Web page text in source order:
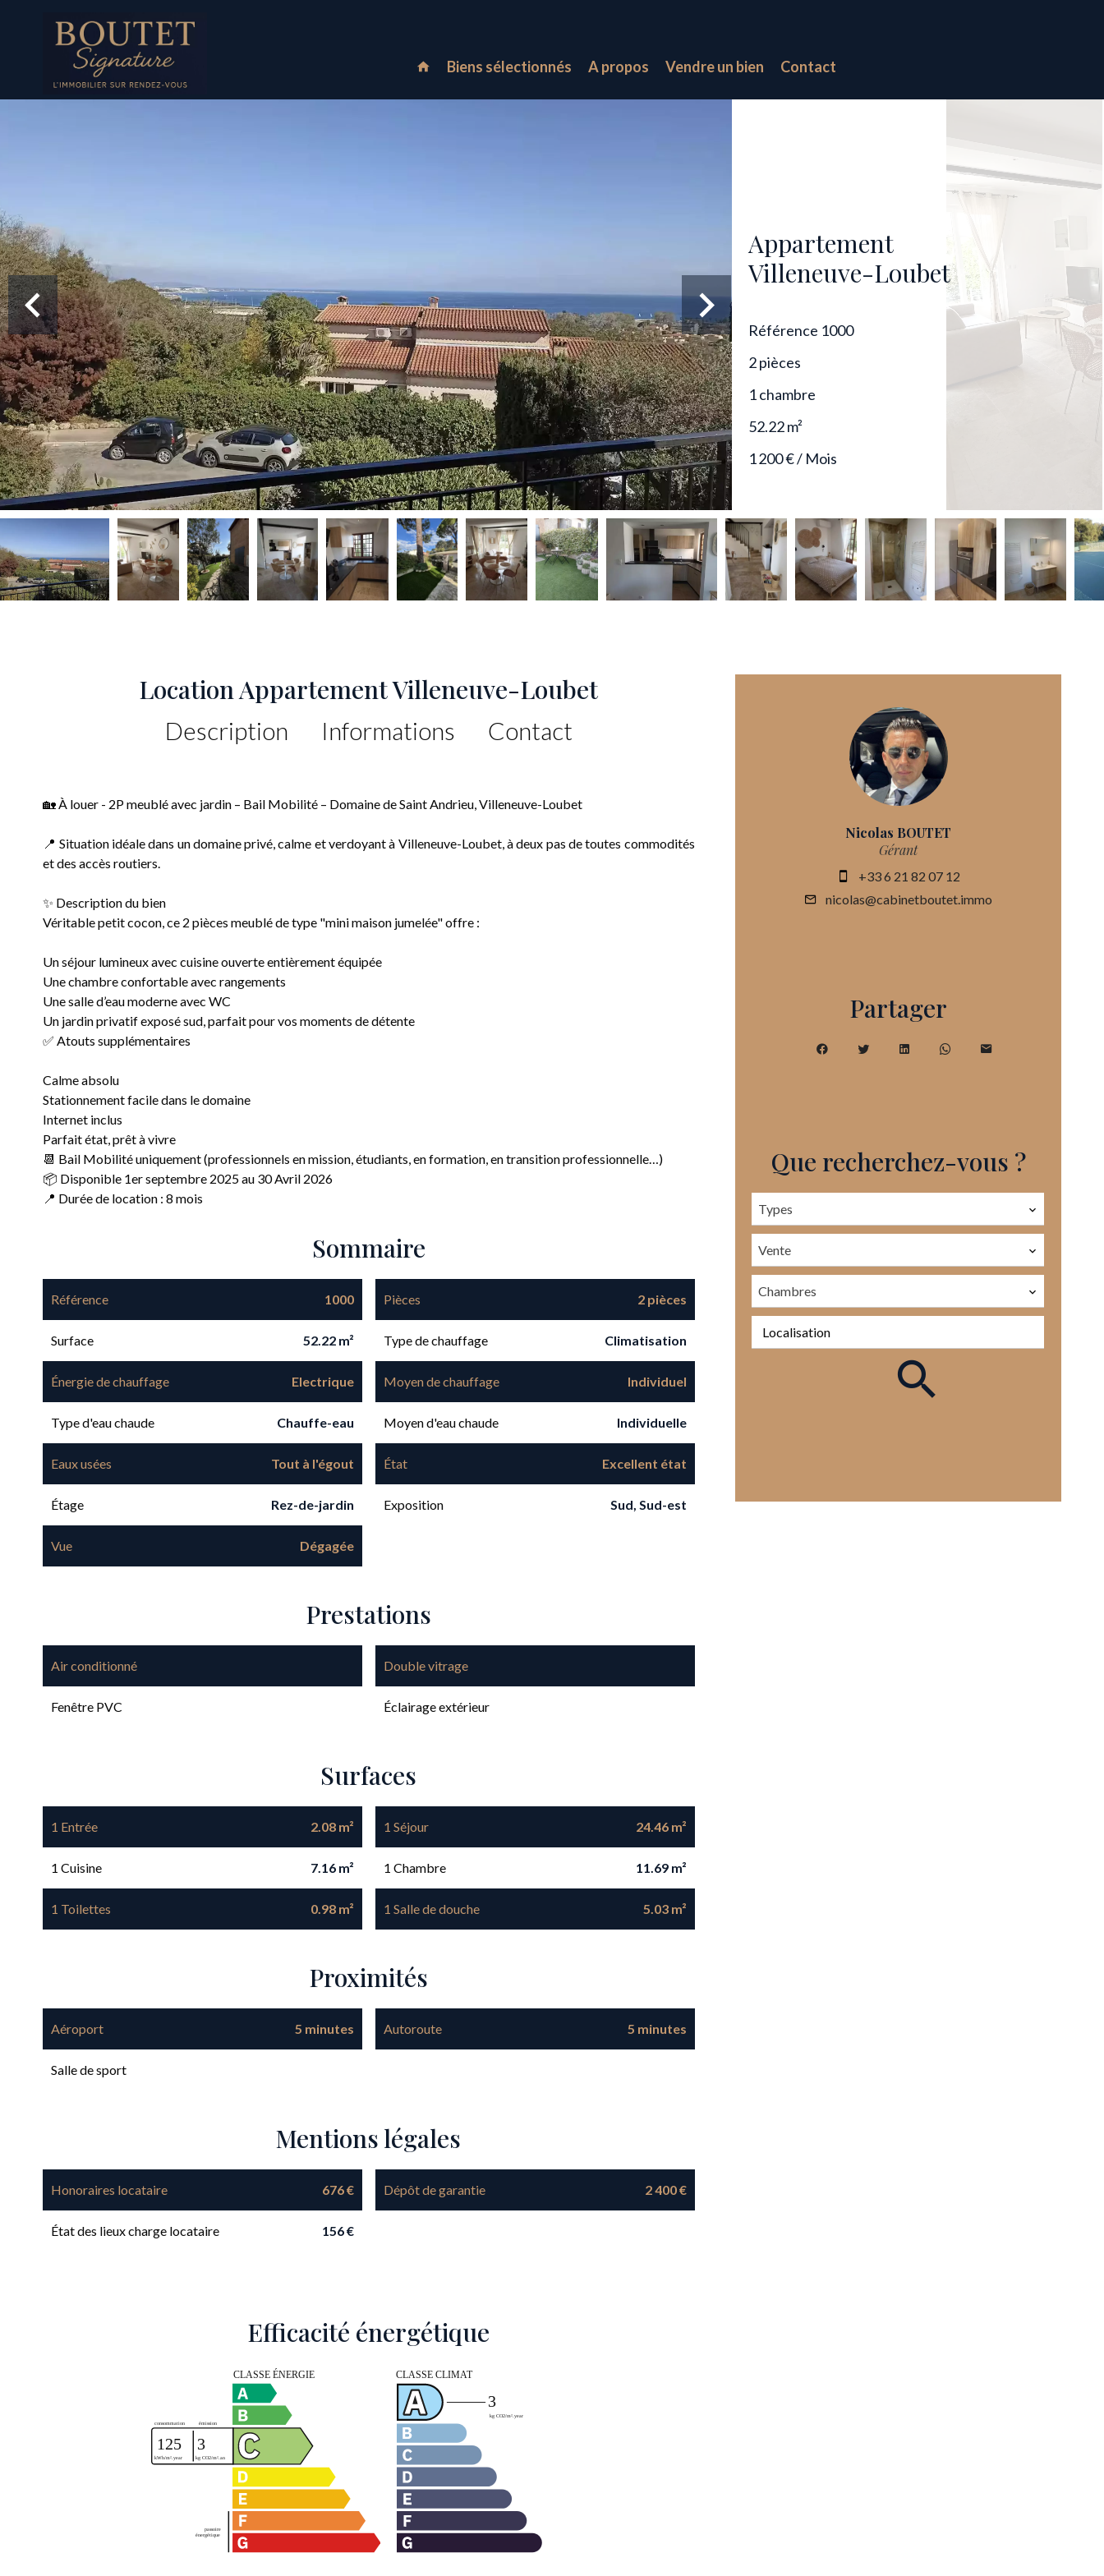
Biens sélectionnés A propos Vendre un bien Contact
Appartement
Villeneuve-Loubet
Référence 1000
2 pièces
1 chambre
52.22m²
1 200 € / Mois
Location Appartement Villeneuve-Loubet
Description Informations Contact
🏡 À louer - 2P meublé avec jardin – Bail Mobilité – Domaine de Saint Andrieu, Villeneuve-Loubet
📍 Situation idéale dans un domaine privé, calme et verdoyant à Villeneuve-Loubet, à deux pas de toutes commodités
et des accès routiers.
✨ Description du bien
Véritable petit cocon, ce 2 pièces meublé de type "mini maison jumelée" offre :
Un séjour lumineux avec cuisine ouverte entièrement équipée
Une chambre confortable avec rangements
Une salle d’eau moderne avec WC
Un jardin privatif exposé sud, parfait pour vos moments de détente
✅ Atouts supplémentaires
Calme absolu
Stationnement facile dans le domaine
Internet inclus
Parfait état, prêt à vivre
📆 Bail Mobilité uniquement (professionnels en mission, étudiants, en formation, en transition professionnelle…)
📦 Disponible 1er septembre 2025 au 30 Avril 2026
📍 Durée de location : 8 mois
Sommaire
Référence 1000 Pièces 2 pièces
Surface 52.22 m² Type de chauffage Climatisation
Énergie de chauffage Electrique Moyen de chauffage Individuel
Type d'eau chaude Chauffe-eau Moyen d'eau chaude Individuelle
Eaux usées Tout à l'égout État Excellent état
Étage Rez-de-jardin Exposition Sud, Sud-est
Vue Dégagée
Prestations
Air conditionné Double vitrage
Fenêtre PVC Éclairage extérieur
Surfaces
1 Entrée 2.08 m² 1 Séjour 24.46 m²
1 Cuisine 7.16 m² 1 Chambre 11.69 m²
1 Toilettes 0.98 m² 1 Salle de douche 5.03 m²
Proximités
Aéroport 5 minutes Autoroute 5 minutes
Salle de sport
Mentions légales
Honoraires locataire 676 € Dépôt de garantie 2 400 €
État des lieux charge locataire 156 €
Efficacité énergétique
Nicolas BOUTET
Gérant
+33 6 21 82 07 12
nicolas@cabinetboutet.immo
Partager
Que recherchez-vous ?
Types
Vente
Chambres
Localisation